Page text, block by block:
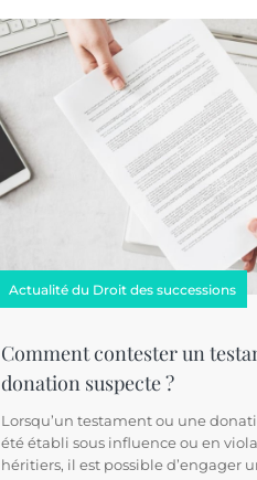
Actualité du Droit des successions
Comment contester un
donation suspecte ?
Lorsqu’un testament ou une
été établi sous influence ou en
héritiers, il est possible d’engager